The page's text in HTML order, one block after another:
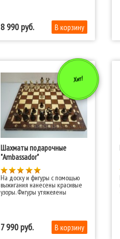
8 990
Хит!
Шахматы подарочные
"Ambassador"
На доску и фигуры с помощью
выжигания нанесены красивые
узоры. Фигуры утяжелены
7 990